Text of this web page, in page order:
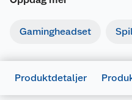
Gamingheadset
Produktdetaljer